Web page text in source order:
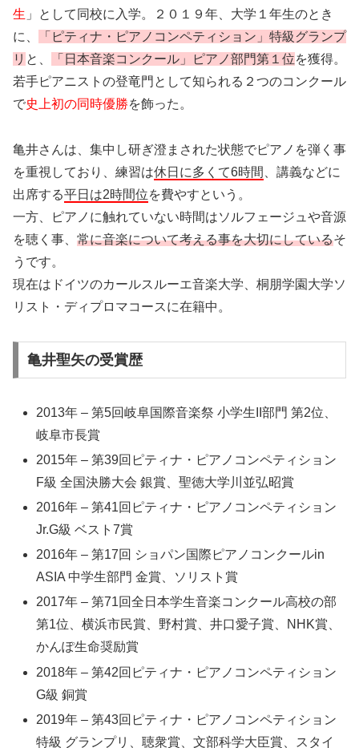
生 」として同校に入学。２０１９年、大学１年生のとき
に、
「ピティナ・ピアノコンペティション」特級グランプ
リ と、 「日本音楽コンクール」ピアノ部門第１位を獲得。
若手ピアニストの登竜門として知られる２つのコンクール
で史上初の同時優勝を飾った。
亀井さんは、集中し研ぎ澄まされた状態でピアノを弾く事
を重視しており、練習は休日に多くて6時間
、講義などに
出席する平日は2時間位を費やすという。
一方、ピアノに触れていない時間はソルフェージュや音源
を聴く事、 常に音楽について考える事を大切にしているそ
うです。
現在はドイツのカールスルーエ音楽大学、桐朋学園大学ソ
リスト・ディプロマコースに在籍中。
亀井聖矢の受賞歴
2013年 – 第5回岐阜国際音楽祭 小学生II部門 第2位、
岐阜市長賞
2015年 – 第39回ピティナ・ピアノコンペティション
F級 全国決勝大会 銀賞、聖徳大学川並弘昭賞
2016年 – 第41回ピティナ・ピアノコンペティション
Jr.G級 ベスト7賞
2016年 – 第17回 ショパン国際ピアノコンクールin
ASIA 中学生部門 金賞、ソリスト賞
2017年 – 第71回全日本学生音楽コンクール高校の部
第1位、横浜市民賞、野村賞、井口愛子賞、NHK賞、
かんぽ生命奨励賞
2018年 – 第42回ピティナ・ピアノコンペティション
G級 銅賞
2019年 – 第43回ピティナ・ピアノコンペティション
特級 グランプリ、聴衆賞、文部科学大臣賞、スタイ